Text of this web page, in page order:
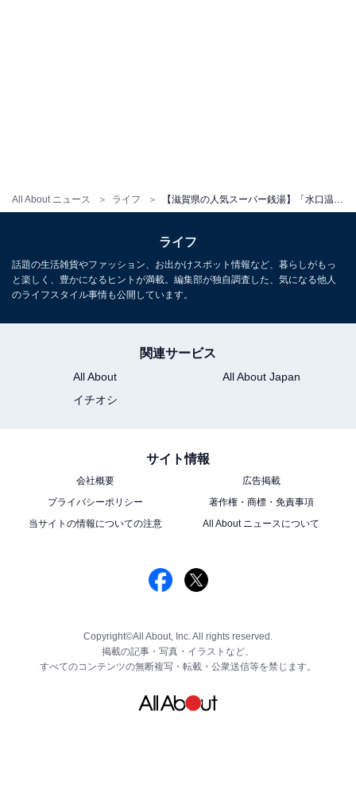
All About ニュース ライフ
ライフ
話題の生活雑貨やファッション、お出かけスポット情報など、暮らしがもっ
と楽しく、豊かになるヒントが満載。編集部が独自調査した、気になる他人
のライフスタイル事情も公開しています。
関連サービス
All About
All About Japan
イチオシ
サイト情報
会社概要
広告掲載
プライバシーポリシー
著作権・商標・免責事項
当サイトの情報についての注意
All About ニュースについて
Copyright©All About, Inc. All rights reserved.
掲載の記事・写真・イラストなど、
すべてのコンテンツの無断複写・転載・公衆送信等を禁じます。